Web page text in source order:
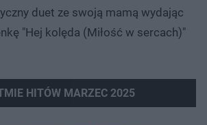
duet ze swoją mamą wydając
"Hej kolęda (Miłość w sercach)"
HITÓW MARZEC 2025